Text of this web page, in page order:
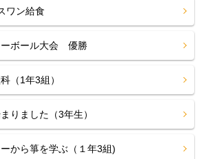
ワン給食
ーボール大会 優勝
（1年3組）
りました（3年生）
から箏を学ぶ（１年3組)